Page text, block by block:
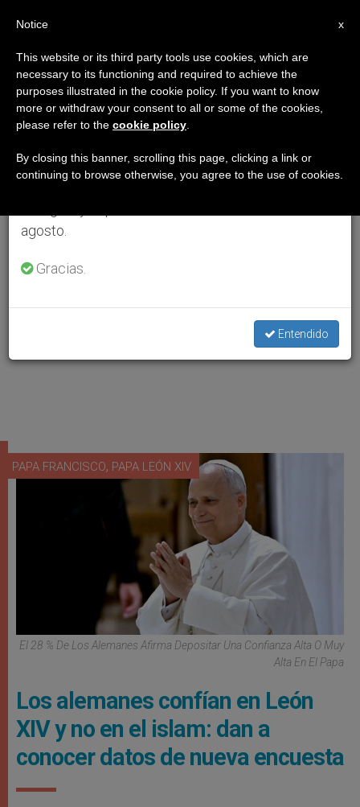
PAPA FRANCISCO, PAPA LEÓN XIV
El 28 % De Los Alemanes Afirma Depositar Una Confianza Alta O Muy
Alta En El Papa
Los alemanes confían en León
XIV y no en el islam: dan a
conocer datos de nueva encuesta
×
Aviso importante
Del 27 de julio al 7 de agosto haremos la pausa
anual, aprovechando que en el periodo de verano
se generan menos informaciones y también el
agosto.
Gracias.
Entendido
x
Notice
This website or its third party tools use cookies, which are
necessary to its functioning and required to achieve the
purposes illustrated in the cookie policy. If you want to know
more or withdraw your consent to all or some of the cookies,
please refer to the cookie policy
By closing this banner, scrolling this page, clicking a link or
continuing to browse otherwise, you agree to the use of cookies.